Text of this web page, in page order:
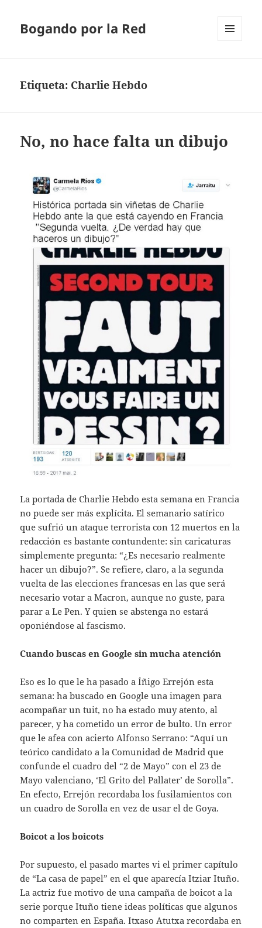
Bogando por la Red
Etiqueta: Charlie Hebdo
No, no hace falta un dibujo
La portada de Charlie Hebdo esta semana en Francia
no puede ser más explícita. El semanario satírico
que sufrió un ataque terrorista con 12 muertos en la
redacción es bastante contundente: sin caricaturas
simplemente pregunta: “¿Es necesario realmente
hacer un dibujo?”. Se refiere, claro, a la segunda
vuelta de las elecciones francesas en las que será
necesario votar a Macron, aunque no guste, para
parar a Le Pen. Y quien se abstenga no estará
oponiéndose al fascismo.
Cuando buscas en Google sin mucha atención
Eso es lo que le ha pasado a Íñigo Errejón esta
semana: ha buscado en Google una imagen para
acompañar un tuit, no ha estado muy atento, al
parecer, y ha cometido un error de bulto. Un error
que le afea con acierto Alfonso Serrano: “Aquí un
teórico candidato a la Comunidad de Madrid que
confunde el cuadro del “2 de Mayo” con el 23 de
Mayo valenciano, ‘El Grito del Pallater’ de Sorolla”.
En efecto, Errejón recordaba los fusilamientos con
un cuadro de Sorolla en vez de usar el de Goya.
Boicot a los boicots
Por supuesto, el pasado martes vi el primer capítulo
de “La casa de papel” en el que aparecía Itziar Ituño.
La actriz fue motivo de una campaña de boicot a la
serie porque Ituño tiene ideas políticas que algunos
no comparten en España. Itxaso Atutxa recordaba en